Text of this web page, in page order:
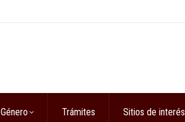
Género Trámites Sitios de interés